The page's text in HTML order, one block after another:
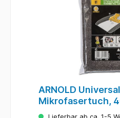
ARNOLD Universal
Mikrofasertuch,